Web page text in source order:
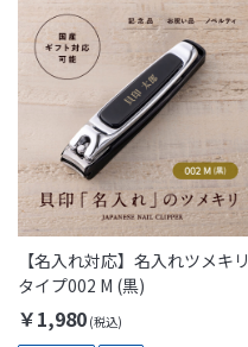
【名入れ対応】名入れツメキリ
タイプ002 M (黒)
￥1,980